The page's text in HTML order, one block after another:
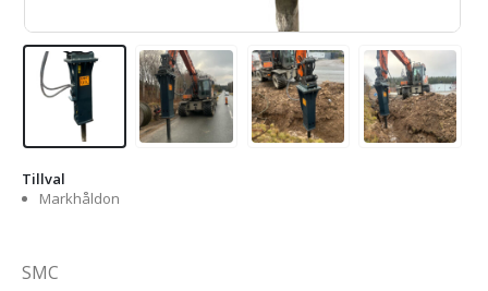
Tillval
Markhåldon
SMC